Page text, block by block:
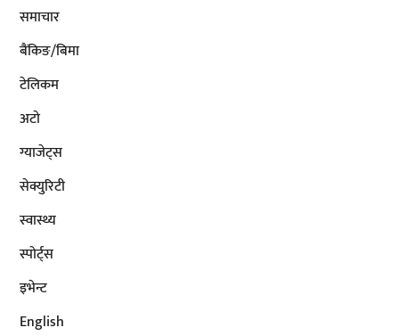
समाचार
बैंकिङ/बिमा
टेलिकम
अटाे
ग्याजेट्स
सेक्युरिटी
स्वास्थ्य
स्पोर्ट्स
इभेन्ट
English